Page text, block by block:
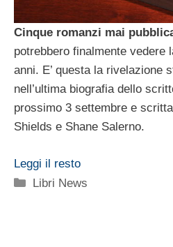
Cinque romanzi mai
potrebbero finalmente vedere
anni. E’ questa la rivelazione
nell’ultima biografia dello
prossimo 3 settembre e
Shields e Shane Salerno.
Leggi il resto
Categorie
Libri News